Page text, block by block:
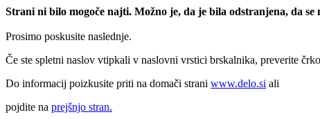
Strani ni bilo mogoče najti. Možno je, da je bila odstranjena, da
Prosimo poskusite naslednje.
Če ste spletni naslov vtipkali v naslovni vrstici brskalnika, preverite
Do informacij poizkusite priti na domači strani www.delo.si ali
pojdite na prejšnjo stran.